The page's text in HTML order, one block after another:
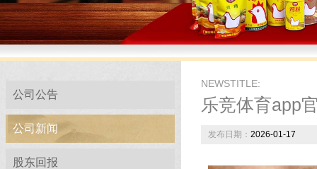
公司公告
公司新闻
股东回报
NEWSTITLE:
乐竞体育app
发布日期： 2026-01-17